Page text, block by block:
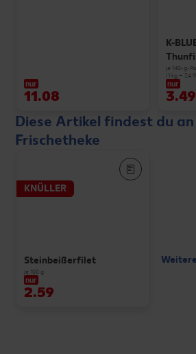
nur
11.08
K-
je 140-g-
(1 kg =
nur
3.49
Diese Artikel findest du
Frischetheke
KNÜLLER
Steinbeißerfilet
je 100 g
nur
2.59